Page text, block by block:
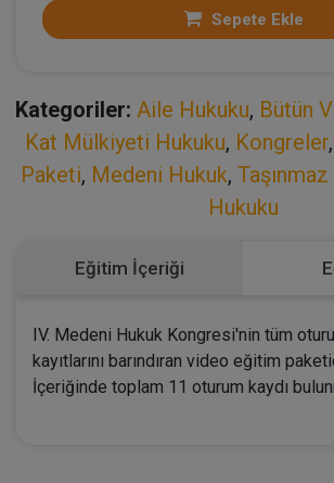
Sepete Ekle
Kategoriler: Aile Hukuku, Bütün
Kat Mülkiyeti Hukuku, Kongreler,
Paketi, Medeni Hukuk,
Hukuku
Eğitim İçeriği
IV. Medeni Hukuk Kongresi'nin tüm
kayıtlarını barındıran video eğitim
İçeriğinde toplam 11 oturum kaydı